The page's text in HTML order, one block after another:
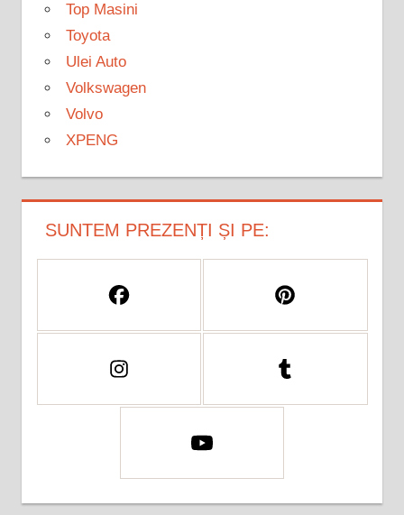
Top Masini
Toyota
Ulei Auto
Volkswagen
Volvo
XPENG
SUNTEM PREZENȚI ȘI PE: